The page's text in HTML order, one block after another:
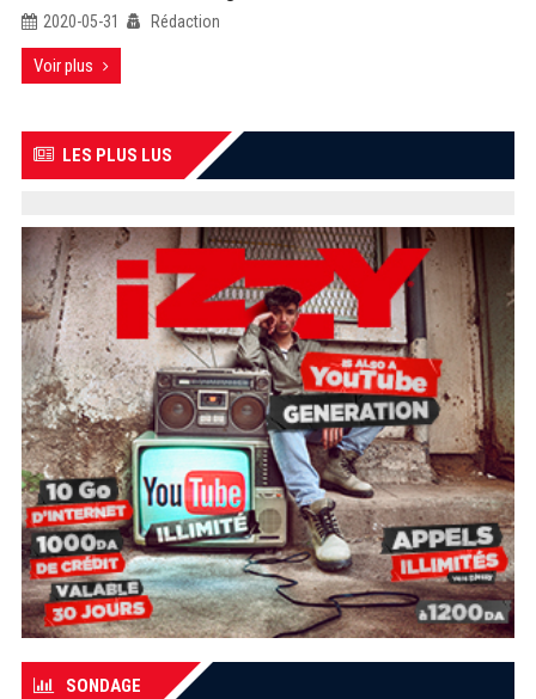
2020-05-31 Rédaction
Voir plus
LES PLUS LUS
SONDAGE